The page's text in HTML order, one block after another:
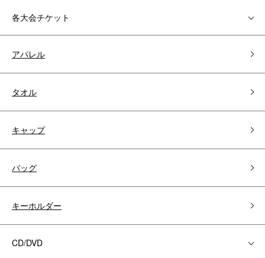
各大会チケット
アパレル
タオル
キャップ
バッグ
キーホルダー
CD/DVD